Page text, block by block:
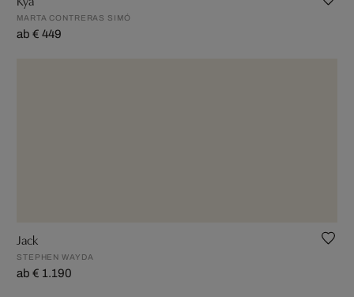
MARTA CONTRERAS SIMÓ
ab € 449
Jack
STEPHEN WAYDA
ab € 1.190